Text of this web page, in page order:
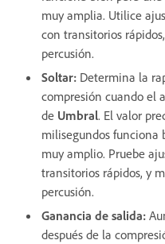
muy amplia. Utilice
con transitorios
percusión.
Soltar: Determina la
compresión cuando el
de Umbral. El valor
milisegundos
muy amplio. Pruebe
transitorios rápidos, y
percusión.
Ganancia de salida:
después de la